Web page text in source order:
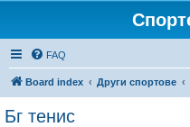
FAQ
Board index Други спортове
Бг тенис